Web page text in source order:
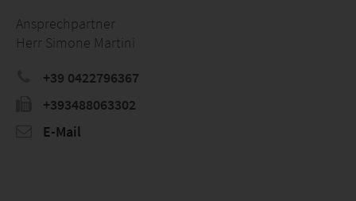
Ansprechpartner
Herr Simone Martini
+39 0422796367
+393488063302
E-Mail